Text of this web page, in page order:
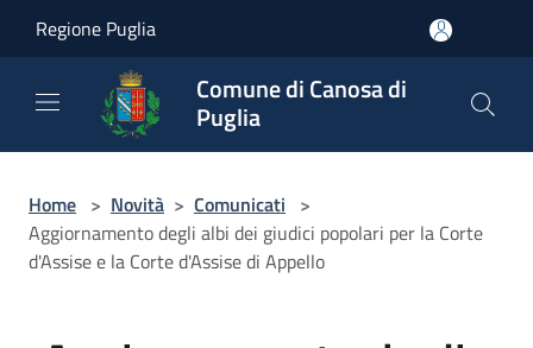
Regione Puglia
Comune di Canosa di
Puglia
Home > Novità > Comunicati >
Aggiornamento degli albi dei giudici popolari per la Corte
d'Assise e la Corte d'Assise di Appello